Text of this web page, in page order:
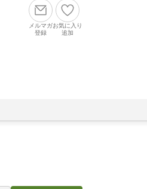
メルマガ
登録
お気に入り
追加